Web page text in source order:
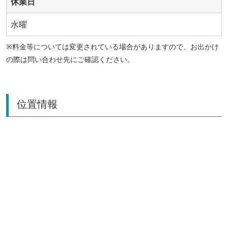
水曜
※料金等については変更されている場合がありますので、お出かけ
の際は問い合わせ先にご確認ください。
位置情報